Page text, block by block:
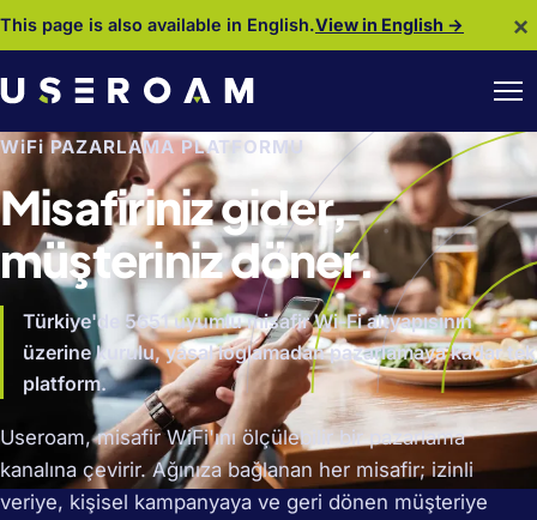
This page is also available in English.View in English → ×
WiFi PAZARLAMA PLATFORMU
Misafiriniz gider,
müşteriniz döner.
Türkiye'de 5651 uyumlu misafir Wi-Fi altyapısının
üzerine kurulu, yasal loglamadan pazarlamaya kadar tek
platform.
Useroam, misafir WiFi'ını ölçülebilir bir pazarlama
kanalına çevirir. Ağınıza bağlanan her misafir; izinli
veriye, kişisel kampanyaya ve geri dönen müşteriye